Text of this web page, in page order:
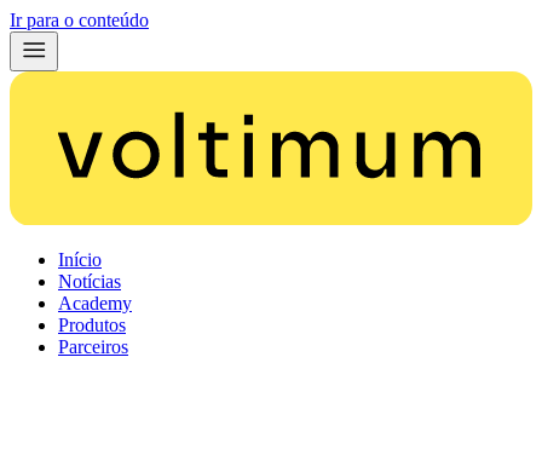
Ir para o conteúdo
Início
Notícias
Academy
Produtos
Parceiros